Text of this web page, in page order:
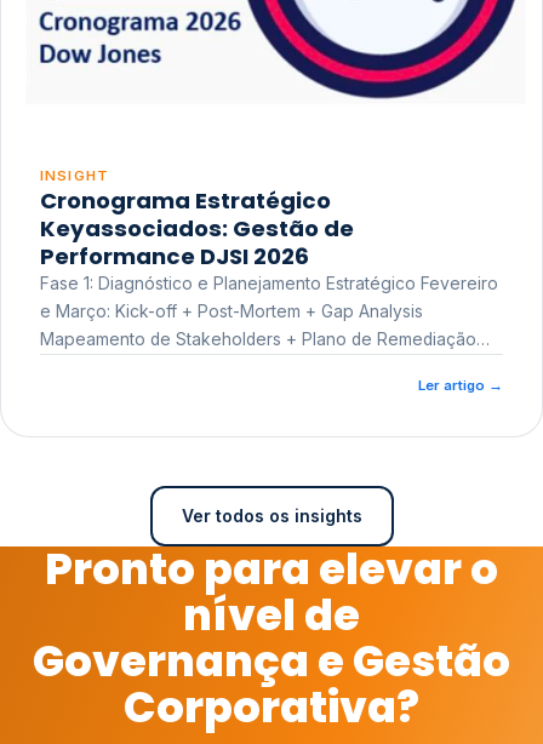
INSIGHT
Cronograma Estratégico
Keyassociados: Gestão de
Performance DJSI 2026
Fase 1: Diagnóstico e Planejamento Estratégico Fevereiro
e Março: Kick-off + Post-Mortem + Gap Analysis
Mapeamento de Stakeholders + Plano de Remediação
Ler artigo →
Ver todos os insights
Pronto para elevar o
nível de
Governança e Gestão
Corporativa?